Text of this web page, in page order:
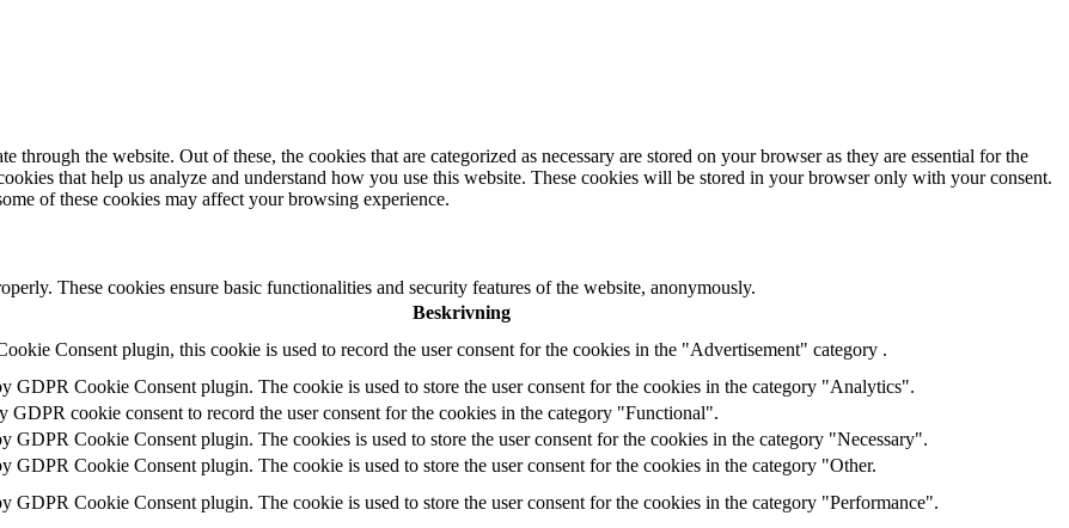
the website. Out of these, the cookies that are categorized as necessary are stored on your browser as they are essential for the
that help us analyze and understand how you use this website. These cookies will be stored in your browser only with your consent.
of these cookies may affect your browsing experience.
These cookies ensure basic functionalities and security features of the website, anonymously.
Beskrivning
Consent plugin, this cookie is used to record the user consent for the cookies in the "Advertisement" category .
GDPR Cookie Consent plugin. The cookie is used to store the user consent for the cookies in the category "Analytics".
GDPR cookie consent to record the user consent for the cookies in the category "Functional".
GDPR Cookie Consent plugin. The cookies is used to store the user consent for the cookies in the category "Necessary".
GDPR Cookie Consent plugin. The cookie is used to store the user consent for the cookies in the category "Other.
GDPR Cookie Consent plugin. The cookie is used to store the user consent for the cookies in the category "Performance".